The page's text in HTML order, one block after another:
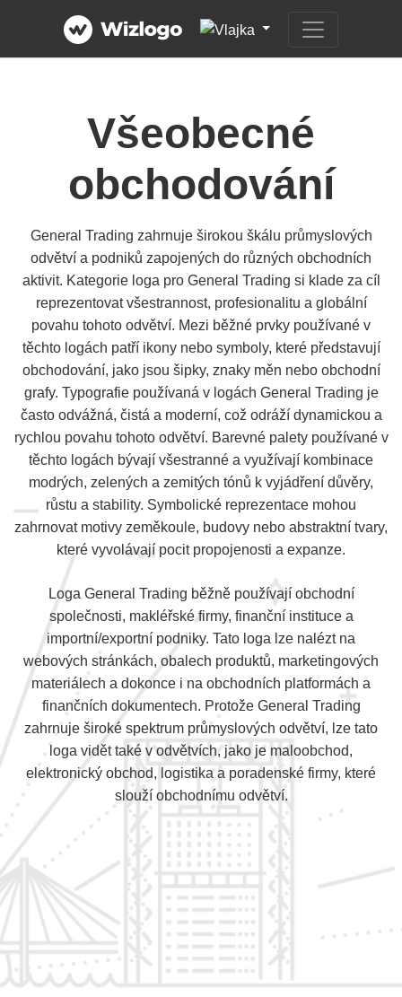
Všeobecné
obchodování
General Trading zahrnuje širokou škálu průmyslových
odvětví a podniků zapojených do různých obchodních
aktivit. Kategorie loga pro General Trading si klade za cíl
reprezentovat všestrannost, profesionalitu a globální
povahu tohoto odvětví. Mezi běžné prvky používané v
těchto logách patří ikony nebo symboly, které představují
obchodování, jako jsou šipky, znaky měn nebo obchodní
grafy. Typografie používaná v logách General Trading je
často odvážná, čistá a moderní, což odráží dynamickou a
rychlou povahu tohoto odvětví. Barevné palety používané v
těchto logách bývají všestranné a využívají kombinace
modrých, zelených a zemitých tónů k vyjádření důvěry,
růstu a stability. Symbolické reprezentace mohou
zahrnovat motivy zeměkoule, budovy nebo abstraktní tvary,
které vyvolávají pocit propojenosti a expanze.
Loga General Trading běžně používají obchodní
společnosti, makléřské firmy, finanční instituce a
importní/exportní podniky. Tato loga lze nalézt na
webových stránkách, obalech produktů, marketingových
materiálech a dokonce i na obchodních platformách a
finančních dokumentech. Protože General Trading
zahrnuje široké spektrum průmyslových odvětví, lze tato
loga vidět také v odvětvích, jako je maloobchod,
elektronický obchod, logistika a poradenské firmy, které
slouží obchodnímu odvětví.